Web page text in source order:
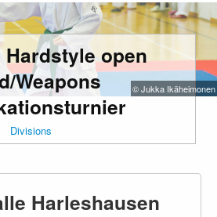
Hardstyle open
Weapons
Divisions
© Jukka Ikäheimonen
Harleshausen